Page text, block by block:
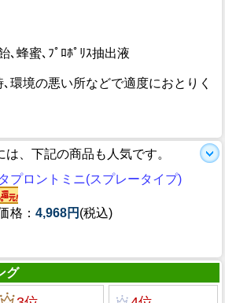
､蜂蜜､ﾌﾟﾛﾎﾟﾘｽ抽出液
環境の悪い所などで適度におとりく
、下記の商品も人気です。
プロントミニ(スプレータイプ)
格： 4,968円 (税込)
グ